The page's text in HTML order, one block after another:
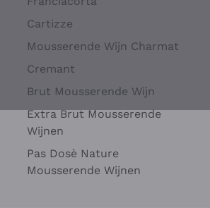
Cartizze
Mousserende Wijn Charmat
Cremant
Brut Mousserende Wijn
Extra Brut Mousserende
Wijnen
Pas Dosè Nature
Mousserende Wijnen